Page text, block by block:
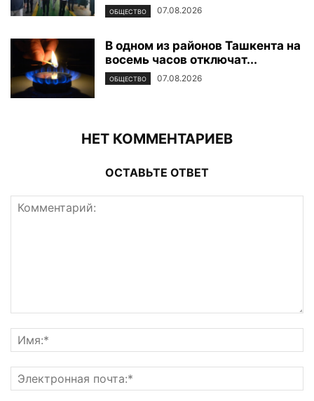
ОБЩЕСТВО 07.08.2026
В одном из районов Ташкента на
восемь часов отключат...
ОБЩЕСТВО 07.08.2026
НЕТ КОММЕНТАРИЕВ
ОСТАВЬТЕ ОТВЕТ